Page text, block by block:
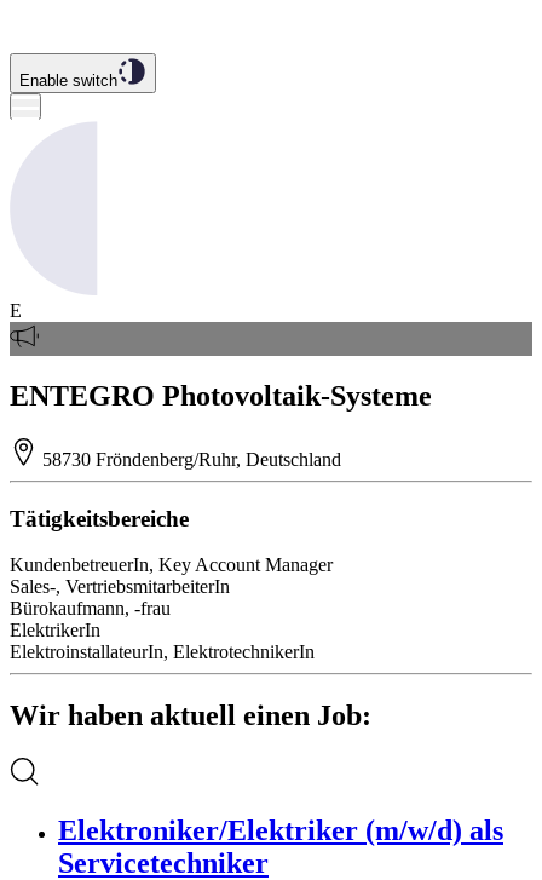
Enable switch
E
ENTEGRO Photovoltaik-Systeme
58730 Fröndenberg/Ruhr, Deutschland
Tätigkeitsbereiche
KundenbetreuerIn, Key Account Manager
Sales-, VertriebsmitarbeiterIn
Bürokaufmann, -frau
ElektrikerIn
ElektroinstallateurIn, ElektrotechnikerIn
Wir haben aktuell einen Job:
Elektroniker/Elektriker (m/w/d) als
Servicetechniker